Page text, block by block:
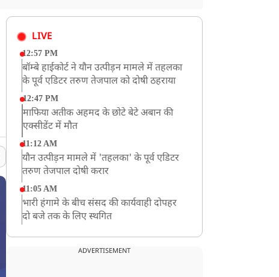
LIVE
12:57 PM
बॉम्बे हाईकोर्ट ने यौन उत्पीड़न मामले में तहलका
के पूर्व एडिटर तरुण तेजपाल को दोषी ठहराया
12:47 PM
माफिया अतीक अहमद के छोटे बेटे अबान की
एक्सीडेंट में मौत
11:12 AM
यौन उत्पीड़न मामले में 'तहलका' के पूर्व एडिटर
तरुण तेजपाल दोषी करार
11:05 AM
भारी हंगामे के बीच संसद की कार्यवाही दोपहर
दो बजे तक के लिए स्थगित
झारखंड: JPSC परीक्षा धांधली मामले में और
ADVERTISEMENT